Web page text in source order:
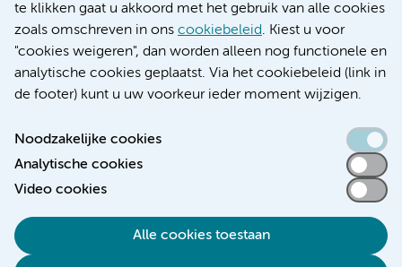
te klikken gaat u akkoord met het gebruik van alle cookies
zoals omschreven in ons cookiebeleid. Kiest u voor
"cookies weigeren", dan worden alleen nog functionele en
analytische cookies geplaatst. Via het cookiebeleid (link in
de footer) kunt u uw voorkeur ieder moment wijzigen.
Noodzakelijke cookies
Analytische cookies
Video cookies
Alle cookies toestaan
Verwijzen & diagnostiek
Toegankelijkheidsverklaring
Responsible disclosure